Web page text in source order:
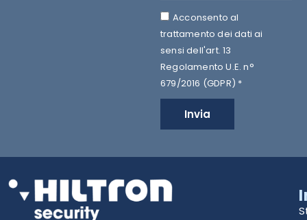
Acconsento al
trattamento dei dati ai
sensi dell'art. 13
Regolamento U.E. n°
679/2016 (GDPR) *
Invia